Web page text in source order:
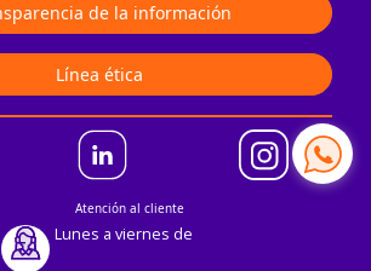
Atención al cliente
Lunes a viernes de
de la información
Línea ética